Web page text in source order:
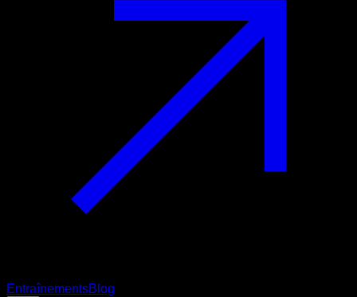
EntraînementsBlog